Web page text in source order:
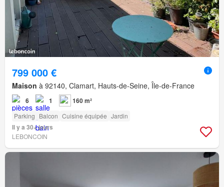
799 000 €
Maison à 92140, Clamart, Hauts-de-Seine, Île-de-France
6 1 160 m²
Parking Balcon Cuisine équipée Jardin
Il y a 30+ jours
LEBONCOIN